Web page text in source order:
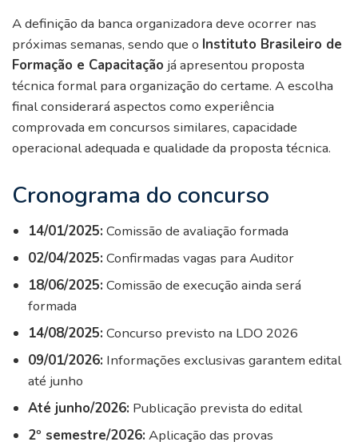
A definição da banca organizadora deve ocorrer nas
próximas semanas, sendo que o Instituto Brasileiro de
Formação e Capacitação já apresentou proposta
técnica formal para organização do certame. A escolha
final considerará aspectos como experiência
comprovada em concursos similares, capacidade
operacional adequada e qualidade da proposta técnica.
Cronograma do concurso
14/01/2025: Comissão de avaliação formada
02/04/2025: Confirmadas vagas para Auditor
18/06/2025: Comissão de execução ainda será
formada
14/08/2025: Concurso previsto na LDO 2026
09/01/2026: Informações exclusivas garantem edital
até junho
Até junho/2026: Publicação prevista do edital
2º semestre/2026: Aplicação das provas